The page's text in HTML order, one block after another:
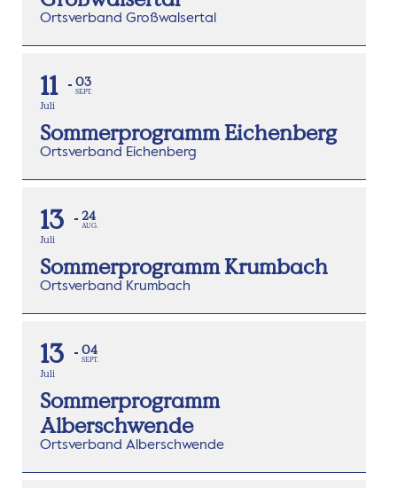
Ortsverband Großwalsertal
11
Juli
03
SEPT.
Sommerprogramm Eichenberg
Ortsverband Eichenberg
13
Juli
24
AUG.
Sommerprogramm Krumbach
Ortsverband Krumbach
13
Juli
04
SEPT.
Sommerprogramm
Alberschwende
Ortsverband Alberschwende